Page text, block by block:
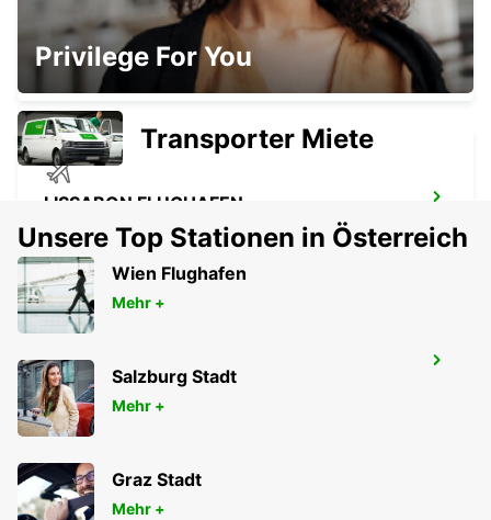
LISSABON STADTZENTRUM
LISBOA - PORTUGAL
LISSABON FLUGHAFEN
LISBOA - PORTUGAL
LISSABON PRIOR VELHO SUPERSITE
PRIOR VELHO - PORTUGAL
Privilege For You
Transporter Miete
Unsere Top Stationen in Österreich
Wien Flughafen
Mehr +
Salzburg Stadt
Mehr +
Graz Stadt
Mehr +